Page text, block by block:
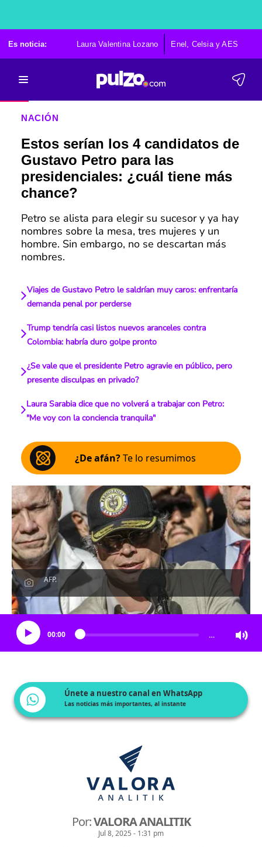
Es noticia: Laura Valentina Lozano Enel, Celsia y AES
NACIÓN
Estos serían los 4 candidatos de
Gustavo Petro para las
presidenciales: ¿cuál tiene más
chance?
Petro se alista para elegir su sucesor y ya hay
nombres sobre la mesa, tres mujeres y un
hombre. Sin embargo, no se descartan más
nombres.
Viajes de Gustavo Petro le saldrían muy caros: enfrentaría
demanda penal por perderse
Trump tendría casi listos nuevos aranceles contra
Colombia: habría duro golpe pronto
¿Se vale que el presidente Petro agravie en público, pero
presente disculpas en privado?
Laura Sarabia dice que no volverá a trabajar con Petro:
"Me voy con la conciencia tranquila"
¿De afán?Te lo resumimos
AFP.
Escucha el artículo
00:00 …
Únete a nuestro canal en WhatsApp
Las noticias más importantes, al instante
Por:VALORA ANALITIK
Jul 8, 2025 - 1:31 pm